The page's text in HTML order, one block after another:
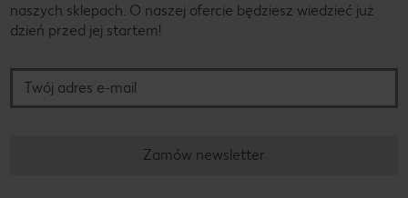
naszych sklepach. O naszej ofercie będziesz wiedzieć już
dzień przed jej startem!
Zamów newsletter